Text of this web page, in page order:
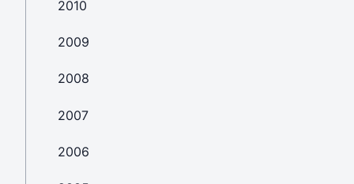
2010
2009
2008
2007
2006